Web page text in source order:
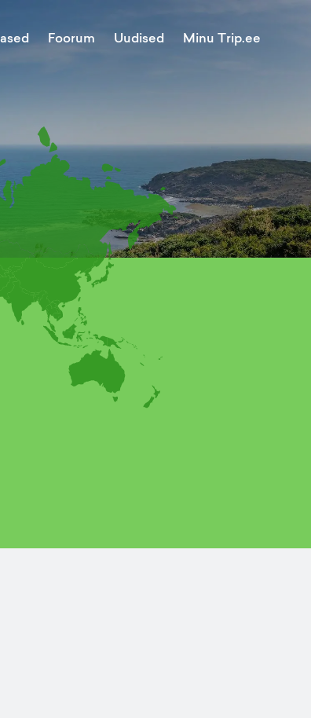
Foorum Uudised Minu Trip.ee